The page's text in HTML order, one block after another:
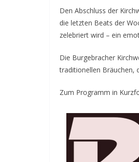
Den Abschluss der
die letzten Beats der
zelebriert wird – ein
Die Burgebracher
traditionellen Bräuchen,
Zum Programm in